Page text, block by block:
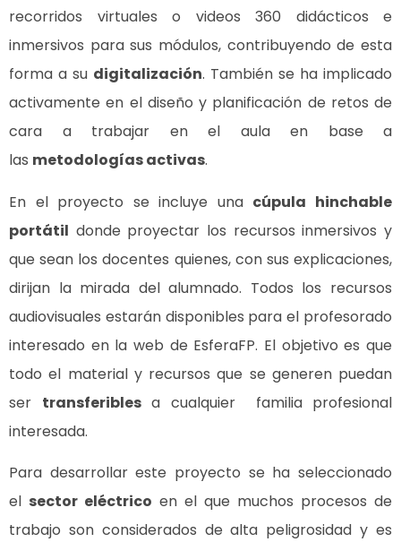
recorridos virtuales o videos 360 didácticos e
inmersivos para sus módulos, contribuyendo de esta
forma a su digitalización. También se ha implicado
activamente en el diseño y planificación de retos de
cara a trabajar en el aula en base a
las metodologías activas.
En el proyecto se incluye una cúpula hinchable
portátil donde proyectar los recursos inmersivos y
que sean los docentes quienes, con sus explicaciones,
dirijan la mirada del alumnado. Todos los recursos
audiovisuales estarán disponibles para el profesorado
interesado en la web de EsferaFP. El objetivo es que
todo el material y recursos que se generen puedan
ser transferiblesa cualquier familia profesional
interesada.
Para desarrollar este proyecto se ha seleccionado
el sector eléctrico en el que muchos procesos de
trabajo son considerados de alta peligrosidad y es